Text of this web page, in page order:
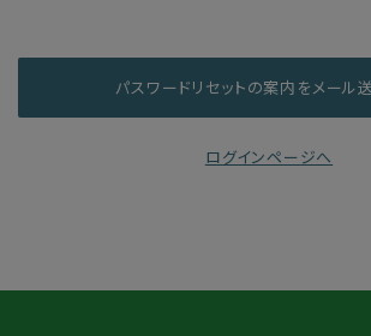
ログインページへ